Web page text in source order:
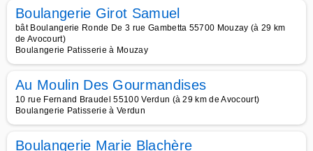
Boulangerie Girot Samuel
bât Boulangerie Ronde De 3 rue Gambetta 55700 Mouzay (à 29 km
de Avocourt)
Boulangerie Patisserie à Mouzay
Au Moulin Des Gourmandises
10 rue Fernand Braudel 55100 Verdun (à 29 km de Avocourt)
Boulangerie Patisserie à Verdun
Boulangerie Marie Blachère